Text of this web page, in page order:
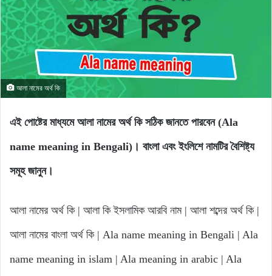
আলা নামের অর্থ কি
এই পোষ্টের মাধ্যমে আলা নামের অর্থ কি সঠিক জানতে পারবেন (Ala
name meaning in Bengali)। বাংলা এবং ইংলিশে নামটির বৈশিষ্ট্য
সমূহ জানুন।
আলা নামের অর্থ কি | আলা কি ইসলামিক আরবি নাম | আলা শব্দের অর্থ কি |
আলা নামের বাংলা অর্থ কি | Ala name meaning in Bengali | Ala
name meaning in islam | Ala meaning in arabic | Ala